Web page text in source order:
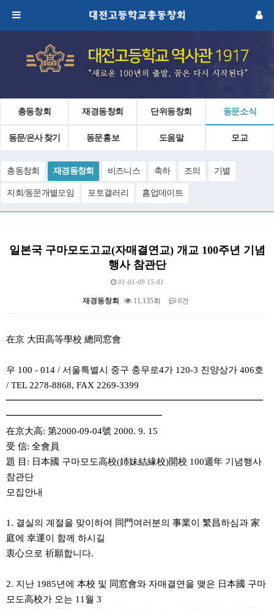
총동창회 재경동창회 단위동창회 동문소식
동문/은사 찾기 동문홍보 도움말 모교
총동창회 재경동창회 비즈니스 축하 조의 기별
지회/동문개별모임 포토갤러리 홈업데이트
일본국 구마모도고교(자매결연교) 개교 100주년 기념
행사 참관단
01-01-09 15:01
재경동창회 11,135회 0건
在京 大田高等學校 總同窓會
우 100 - 014 / 서울특별시 중구 충무로4가 120-3 진양상가 406호
/ TEL 2278-8868, FAX 2269-3399
━━━━━━━━━━━━━━━━━━━━━━━━━━━━
━━━━━━━━━━━━━━━━━
在京大高: 第2000-09-04號 2000. 9. 15
受 信: 全會員
題 目: 日本國 구마모도高校(姉妹結緣校)開校 100週年 기념행사
참관단
모집안내
1. 결실의 계절을 맞이하여 同門여러분의 事業이 繁昌하심과 家
庭에 幸運이 함께 하시길
衷心으로 祈願합니다.
2. 지난 1985년에 本校 및 同窓會와 자매결연을 맺은 日本國 구마
모도高校가 오는 11월 3